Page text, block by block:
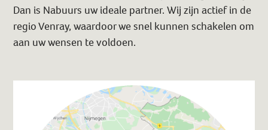
Dan is Nabuurs uw ideale partner. Wij zijn actief in de
regio Venray, waardoor we snel kunnen schakelen om
aan uw wensen te voldoen.